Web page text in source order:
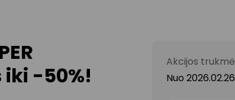
-50%!
Akcijos trukmė
Nuo 2026.02.26